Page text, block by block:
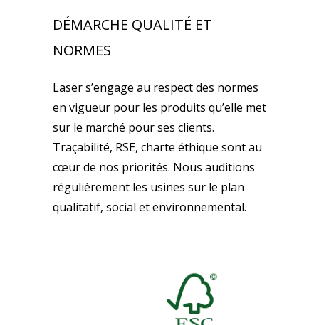
DÉMARCHE QUALITÉ ET
NORMES
Laser s’engage au respect des normes
en vigueur pour les produits qu’elle met
sur le marché pour ses clients.
Traçabilité, RSE, charte éthique sont au
cœur de nos priorités. Nous auditions
régulièrement les usines sur le plan
qualitatif, social et environnemental.